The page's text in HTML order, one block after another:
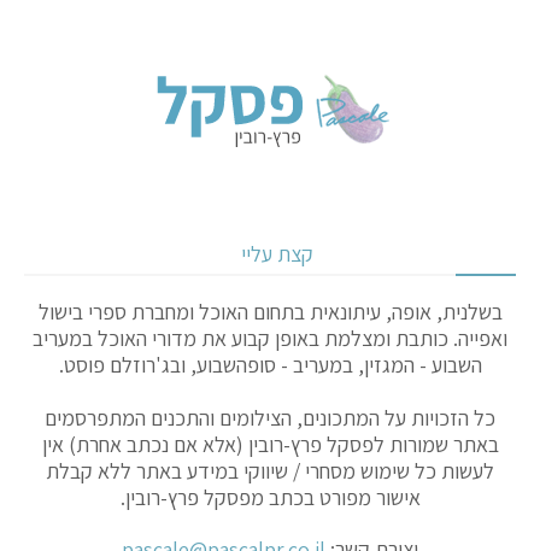
קצת עליי
בשלנית, אופה, עיתונאית בתחום האוכל ומחברת ספרי בישול
ואפייה. כותבת ומצלמת באופן קבוע את מדורי האוכל במעריב
השבוע - המגזין, במעריב - סופהשבוע, ובג'רוזלם פוסט.
כל הזכויות על המתכונים, הצילומים והתכנים המתפרסמים
באתר שמורות לפסקל פרץ-רובין (אלא אם נכתב אחרת) אין
לעשות כל שימוש מסחרי / שיווקי במידע באתר ללא קבלת
אישור מפורט בכתב מפסקל פרץ-רובין.